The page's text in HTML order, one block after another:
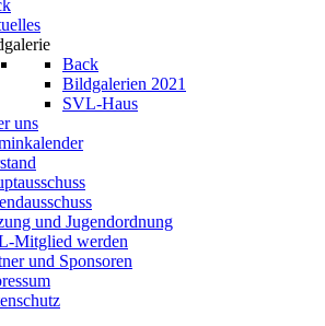
Back
Bildgalerien 2021
SVL-Haus
uns
und Jugendordnung
Mitglied werden
und Sponsoren